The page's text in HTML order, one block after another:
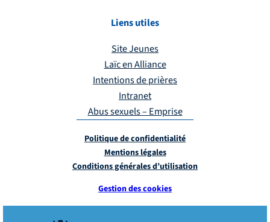
Liens utiles
Site Jeunes
Laïc en Alliance
Intentions de prières
Intranet
Abus sexuels – Emprise
Politique de confidentialité
Mentions légales
Conditions générales d’utilisation
Gestion des cookies